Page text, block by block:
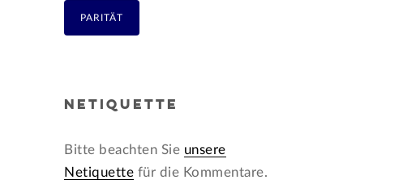
PARITÄT
NETIQUETTE
Bitte beachten Sie unsere
Netiquette für die Kommentare.